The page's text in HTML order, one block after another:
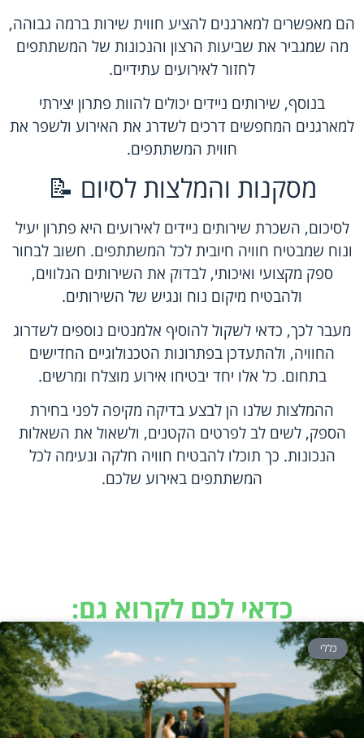
הם מאפשרים למארגנים להציע חווית שירות ברמה גבוהה,
מה שמגביר את שביעות הרצון והנכונות של המשתתפים
לחזור לאירועים עתידיים.
בנוסף, שירותים ניידים יכולים להוות פתרון יצירתי
למארגנים המחפשים דרכים לשדרג את האירוע ולשפר את
חווית המשתתפים.
מסקנות והמלצות לסיום 📝
לסיכום, השכרת שירותים ניידים לאירועים היא פתרון יעיל
ונוח שמבטיח חוויה חיובית לכל המשתתפים. חשוב לבחור
ספק מקצועי ואיכותי, לבדוק את השירותים הנלווים,
ולהבטיח מיקום נוח ונגיש של השירותים.
מעבר לכך, כדאי לשקול להוסיף אלמנטים נוספים לשדרוג
החוויה, ולהתעדכן בפתרונות הטכנולוגיים החדישים
בתחום. כל אלו יחד יבטיחו אירוע מוצלח ומרשים.
ההמלצות שלנו הן לבצע בדיקה מקיפה לפני בחירת
הספק, לשים לב לפרטים הקטנים, ולשאול את השאלות
הנכונות. כך תוכלו להבטיח חוויה חלקה ונעימה לכל
המשתתפים באירוע שלכם.
כדאי לכם לקרוא גם:
כללי